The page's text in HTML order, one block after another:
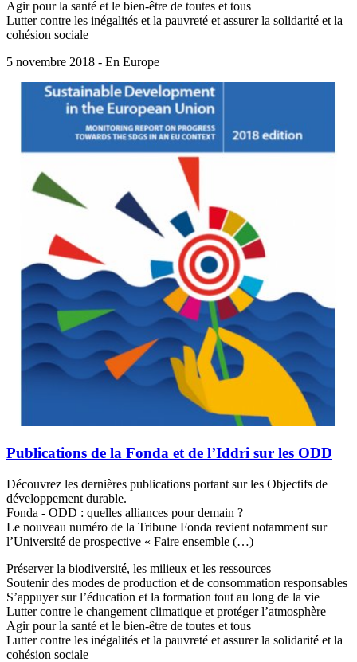
Agir pour la santé et le bien-être de toutes et tous
Lutter contre les inégalités et la pauvreté et assurer la solidarité et la
cohésion sociale
5 novembre 2018 - En Europe
Publications de la Fonda et de l’Iddri sur les ODD
Découvrez les dernières publications portant sur les Objectifs de
développement durable.
Fonda - ODD : quelles alliances pour demain ?
Le nouveau numéro de la Tribune Fonda revient notamment sur
l’Université de prospective « Faire ensemble (…)
Préserver la biodiversité, les milieux et les ressources
Soutenir des modes de production et de consommation responsables
S’appuyer sur l’éducation et la formation tout au long de la vie
Lutter contre le changement climatique et protéger l’atmosphère
Agir pour la santé et le bien-être de toutes et tous
Lutter contre les inégalités et la pauvreté et assurer la solidarité et la
cohésion sociale